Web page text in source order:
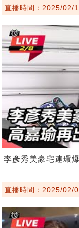
直播時間：2025/02/
李彥秀美豪宅連環
直播時間：2025/02/